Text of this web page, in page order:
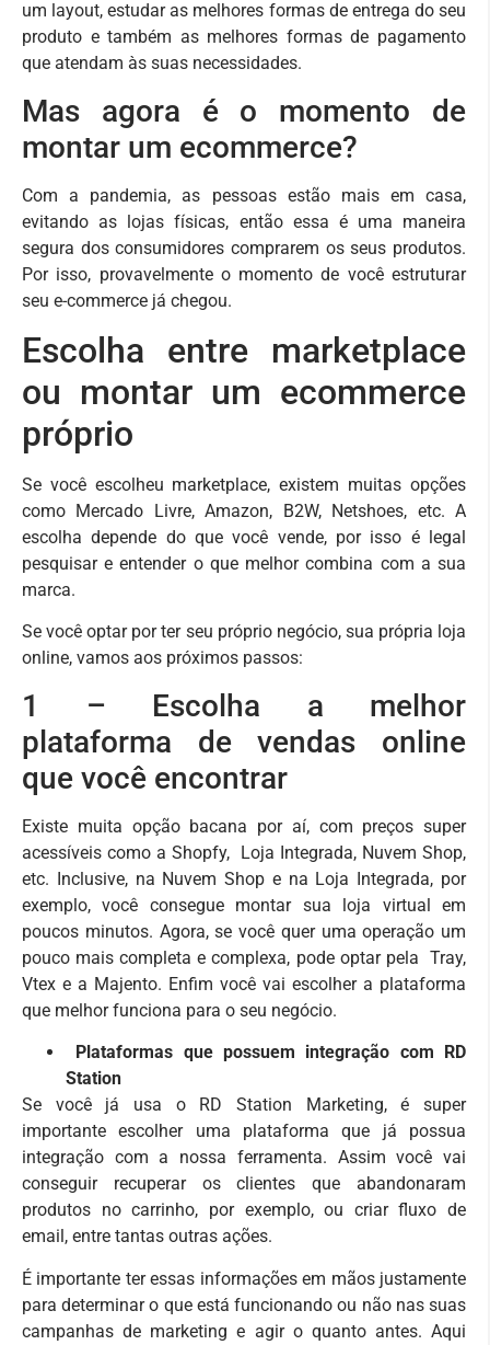
um layout, estudar as melhores formas de entrega do seu
produto e também as melhores formas de pagamento
que atendam às suas necessidades.
Mas agora é o momento de
montar um ecommerce?
Com a pandemia, as pessoas estão mais em casa,
evitando as lojas físicas, então essa é uma maneira
segura dos consumidores comprarem os seus produtos.
Por isso, provavelmente o momento de você estruturar
seu e-commerce já chegou.
Escolha entre marketplace
ou montar um ecommerce
próprio
Se você escolheu marketplace, existem muitas opções
como Mercado Livre, Amazon, B2W, Netshoes, etc. A
escolha depende do que você vende, por isso é legal
pesquisar e entender o que melhor combina com a sua
marca.
Se você optar por ter seu próprio negócio, sua própria loja
online, vamos aos próximos passos:
1 – Escolha a melhor
plataforma de vendas online
que você encontrar
Existe muita opção bacana por aí, com preços super
acessíveis como a Shopfy, Loja Integrada, Nuvem Shop,
etc. Inclusive, na Nuvem Shop e na Loja Integrada, por
exemplo, você consegue montar sua loja virtual em
poucos minutos. Agora, se você quer uma operação um
pouco mais completa e complexa, pode optar pela Tray,
Vtex e a Majento. Enfim você vai escolher a plataforma
que melhor funciona para o seu negócio.
Plataformas que possuem integração com RD
Station
Se você já usa o RD Station Marketing, é super
importante escolher uma plataforma que já possua
integração com a nossa ferramenta. Assim você vai
conseguir recuperar os clientes que abandonaram
produtos no carrinho, por exemplo, ou criar fluxo de
email, entre tantas outras ações.
É importante ter essas informações em mãos justamente
para determinar o que está funcionando ou não nas suas
campanhas de marketing e agir o quanto antes. Aqui